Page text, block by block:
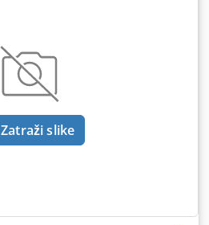
Zatraži slike